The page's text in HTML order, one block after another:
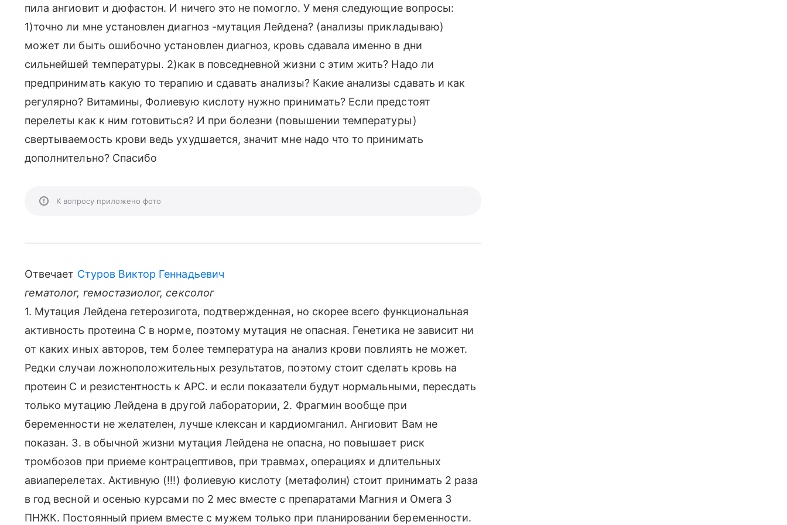
пила ангиовит и дюфастон. И ничего это не помогло. У меня следующие вопросы:
1)точно ли мне установлен диагноз -мутация Лейдена? (анализы прикладываю)
может ли быть ошибочно установлен диагноз, кровь сдавала именно в дни
сильнейшей температуры. 2)как в повседневной жизни с этим жить? Надо ли
предпринимать какую то терапию и сдавать анализы? Какие анализы сдавать и как
регулярно? Витамины, Фолиевую кислоту нужно принимать? Если предстоят
перелеты как к ним готовиться? И при болезни (повышении температуры)
свертываемость крови ведь ухудшается, значит мне надо что то принимать
дополнительно? Спасибо
К вопросу приложено фото
Отвечает Стуров Виктор Геннадьевич
гематолог, гемостазиолог, сексолог
1. Мутация Лейдена гетерозигота, подтвержденная, но скорее всего функциональная
активность протеина С в норме, поэтому мутация не опасная. Генетика не зависит ни
от каких иных авторов, тем более температура на анализ крови повлиять не может.
Редки случаи ложноположительных результатов, поэтому стоит сделать кровь на
протеин С и резистентность к АРС. и если показатели будут нормальными, пересдать
только мутацию Лейдена в другой лаборатории, 2. Фрагмин вообще при
беременности не желателен, лучше клексан и кардиомганил. Ангиовит Вам не
показан. 3. в обычной жизни мутация Лейдена не опасна, но повышает риск
тромбозов при приеме контрацептивов, при травмах, операциях и длительных
авиаперелетах. Активную (!!!) фолиевую кислоту (метафолин) стоит принимать 2 раза
в год весной и осенью курсами по 2 мес вместе с препаратами Магния и Омега 3
ПНЖК. Постоянный прием вместе с мужем только при планировании беременности.